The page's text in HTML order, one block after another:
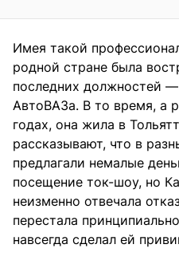
Имея такой
родной стране была
последних должностей
АвтоВАЗа. В то время, а
годах, она жила в
рассказывают, что в
предлагали немалые
посещение ток-шоу, но
неизменно отвечала
перестала
навсегда сделал ей